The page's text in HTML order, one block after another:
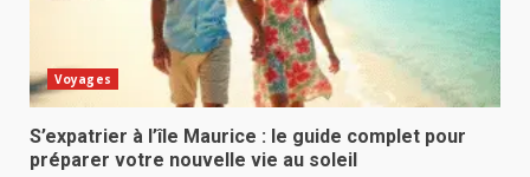
Voyages
S’expatrier à l’île Maurice : le guide complet pour
préparer votre nouvelle vie au soleil